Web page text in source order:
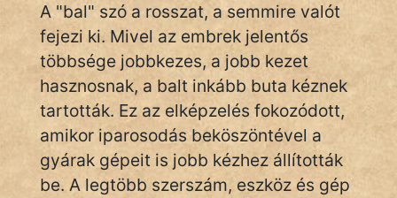
IRODALOM
SZÓLÁS
KÖZMONDÁS
PSZICHO
A "bal" szó a rosszat, a semmire valót
fejezi ki. Mivel az embrek jelentős
többsége jobbkezes, a jobb kezet
hasznosnak, a balt inkább buta kéznek
tartották. Ez az elképzelés fokozódott,
amikor iparosodás beköszöntével a
gyárak gépeit is jobb kézhez állították
be. A legtöbb szerszám, eszköz és gép